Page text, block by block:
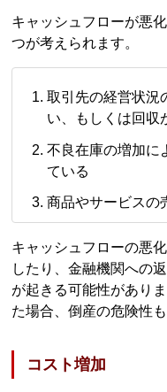
キャッシュフローが悪
つが考えられます。
取引先の経営状況
い、もしくは回収
不良在庫の増加に
ている
商品やサービスの
キャッシュフローの悪
したり、金融機関への
が起きる可能性があり
た場合、倒産の危険性
コスト増加